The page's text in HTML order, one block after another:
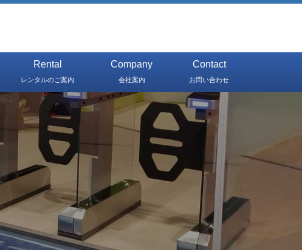
Rental
レンタルのご案内
Company
会社案内
Contact
お問い合わせ